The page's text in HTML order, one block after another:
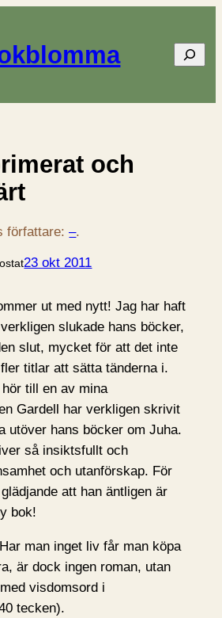
Sök
och
författare:–.
23 okt 2011
ut med nytt! Jag har haft
slukade hans böcker,
slut, mycket för att det inte
titlar att sätta tänderna i.
till en av mina
Gardell har verkligen skrivit
utöver hans böcker om Juha.
så insiktsfullt och
och utanförskap. För
att han äntligen är
bok!
man inget liv får man köpa
är dock ingen roman, utan
visdomsord i
tecken).